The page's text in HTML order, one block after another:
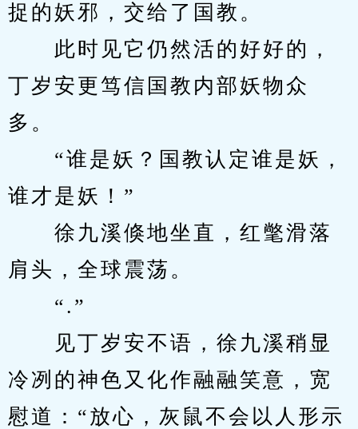
捉的妖邪，交给了国教。
此时见它仍然活的好好的，
丁岁安更笃信国教内部妖物众
多。
“谁是妖？国教认定谁是妖，
谁才是妖！”
徐九溪倏地坐直，红氅滑落
肩头，全球震荡。
“.”
见丁岁安不语，徐九溪稍显
冷冽的神色又化作融融笑意，宽
慰道：“放心，灰鼠不会以人形示